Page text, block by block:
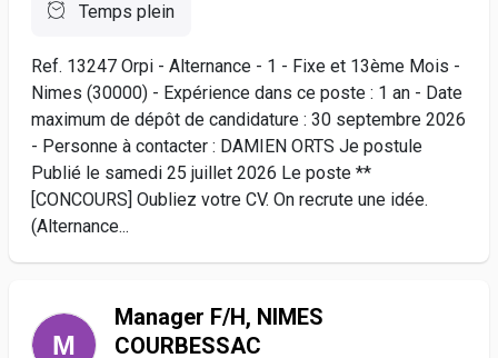
Temps plein
Ref. 13247 Orpi - Alternance - 1 - Fixe et 13ème Mois -
Nimes (30000) - Expérience dans ce poste : 1 an - Date
maximum de dépôt de candidature : 30 septembre 2026
- Personne à contacter : DAMIEN ORTS Je postule
Publié le samedi 25 juillet 2026 Le poste **
[CONCOURS] Oubliez votre CV. On recrute une idée.
(Alternance...
Manager F/H, NIMES
COURBESSAC